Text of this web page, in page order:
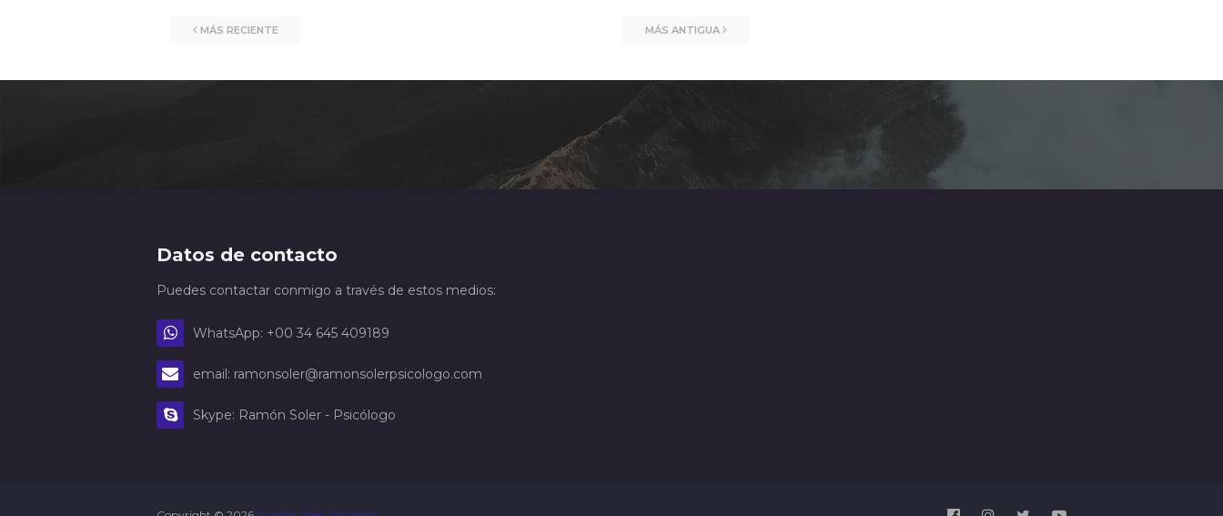
MÁS RECIENTE MÁS ANTIGUA
Datos de contacto
Puedes contactar conmigo a través de estos medios:
WhatsApp: +00 34 645 409189
email: ramonsoler@ramonsolerpsicologo.com
Skype: Ramón Soler - Psicólogo